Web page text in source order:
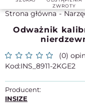
ZWROTY
Strona główna
Odważnik
(0)
INS_8911-2KGE2
Producent:
INSIZE